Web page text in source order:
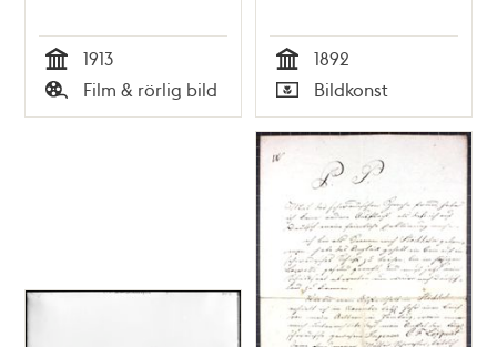
Tid
1913
Typ
Film & rörlig bild Tid
1892
Typ
Bildkonst